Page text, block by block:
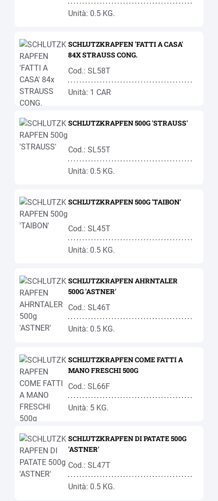
Unità: 0.5 KG.
SCHLUTZKRAPFEN 'FATTI A CASA'
84X STRAUSS CONG.
Cod.: SL58T
Unità: 1 CAR
SCHLUTZKRAPFEN 500G 'STRAUSS'
Cod.: SL55T
Unità: 0.5 KG.
SCHLUTZKRAPFEN 500G 'TAIBON'
Cod.: SL45T
Unità: 0.5 KG.
SCHLUTZKRAPFEN AHRNTALER
500G 'ASTNER'
Cod.: SL46T
Unità: 0.5 KG.
SCHLUTZKRAPFEN COME FATTI A
MANO FRESCHI 500G
Cod.: SL66F
Unità: 5 KG.
SCHLUTZKRAPFEN DI PATATE 500G
'ASTNER'
Cod.: SL47T
Unità: 0.5 KG.